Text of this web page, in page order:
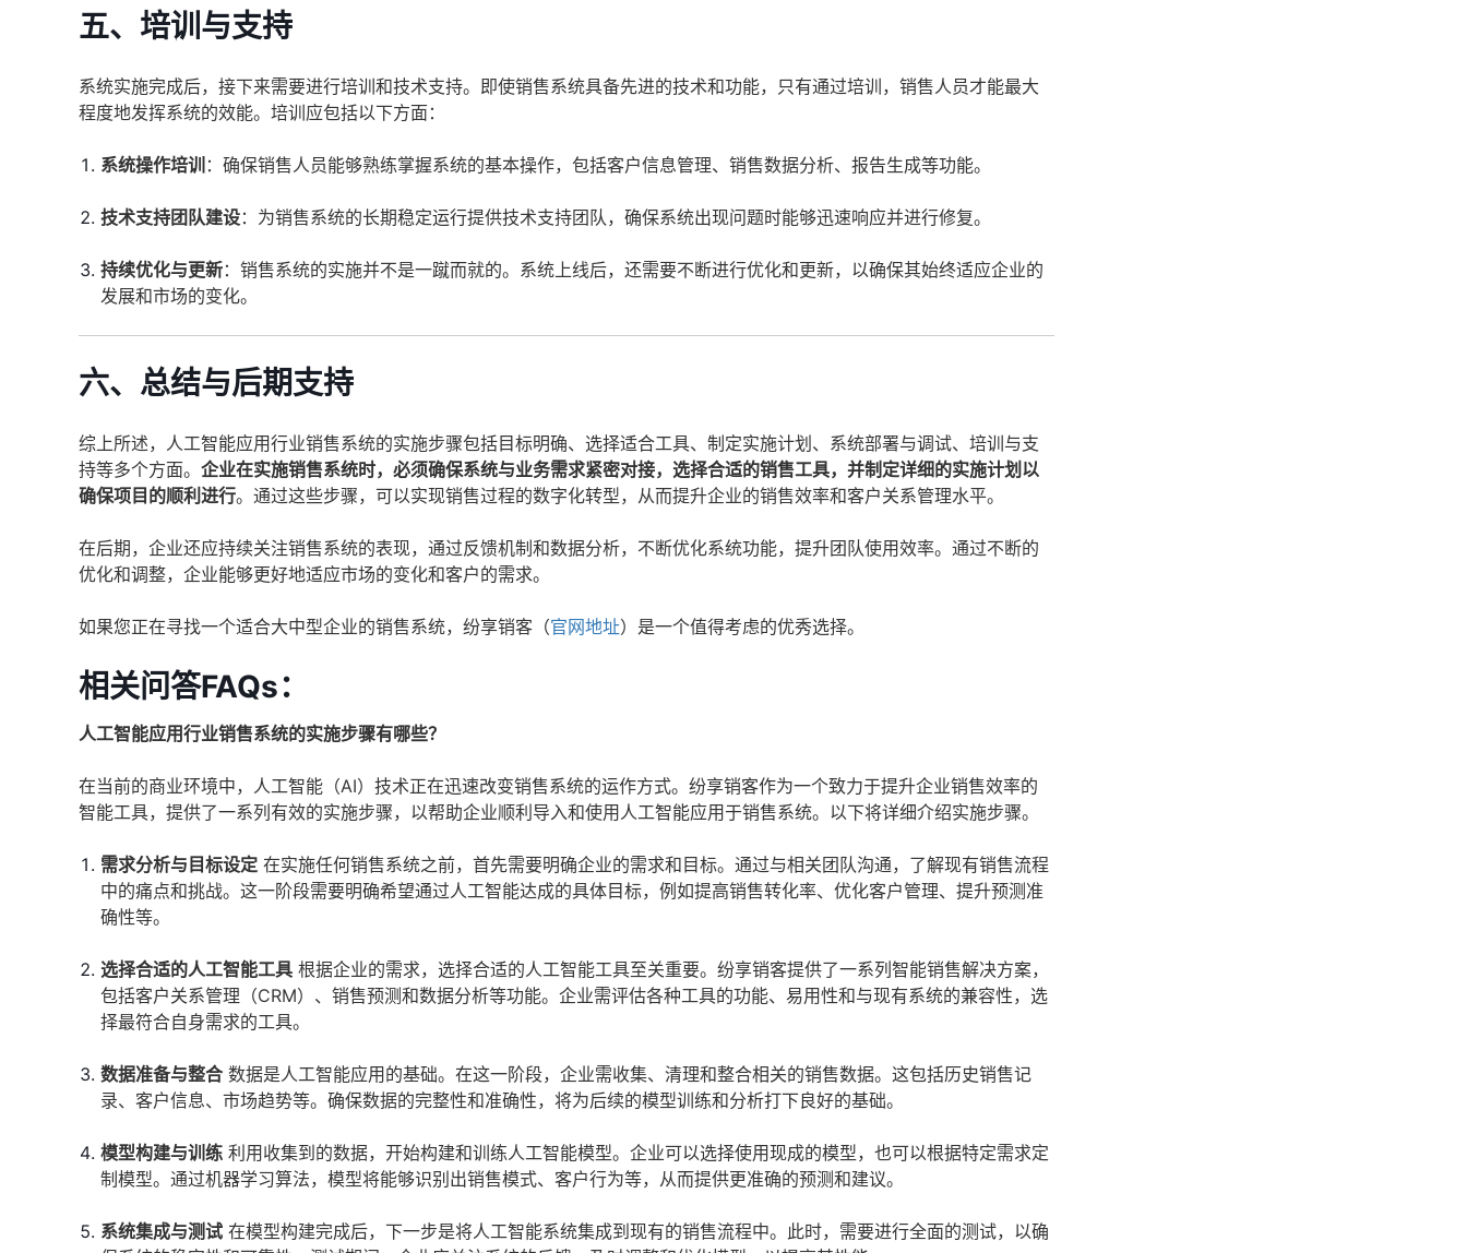
五、培训与支持
系统实施完成后，接下来需要进行培训和技术支持。即使销售系统具备先进的技术和功能，只有通过培训，销售人员才能最大
程度地发挥系统的效能。培训应包括以下方面：
系统操作培训 ：确保销售人员能够熟练掌握系统的基本操作，包括客户信息管理、销售数据分析、报告生成等功能。
技术支持团队建设：为销售系统的长期稳定运行提供技术支持团队，确保系统出现问题时能够迅速响应并进行修复。
持续优化与更新：销售系统的实施并不是一蹴而就的。系统上线后，还需要不断进行优化和更新，以确保其始终适应企业的
发展和市场的变化。
六、总结与后期支持
综上所述，人工智能应用行业销售系统的实施步骤包括目标明确、选择适合工具、制定实施计划、系统部署与调试、培训与支
持等多个方面。 企业在实施销售系统时，必须确保系统与业务需求紧密对接，选择合适的销售工具，并制定详细的实施计划以
确保项目的顺利进行。通过这些步骤，可以实现销售过程的数字化转型，从而提升企业的销售效率和客户关系管理水平。
在后期，企业还应持续关注销售系统的表现，通过反馈机制和数据分析，不断优化系统功能，提升团队使用效率。通过不断的
优化和调整，企业能够更好地适应市场的变化和客户的需求。
如果您正在寻找一个适合大中型企业的销售系统，纷享销客（官网地址）是一个值得考虑的优秀选择。
相关问答FAQs：
人工智能应用行业销售系统的实施步骤有哪些？
在当前的商业环境中，人工智能（AI）技术正在迅速改变销售系统的运作方式。纷享销客作为一个致力于提升企业销售效率的
智能工具，提供了一系列有效的实施步骤，以帮助企业顺利导入和使用人工智能应用于销售系统。以下将详细介绍实施步骤。
需求分析与目标设定 在实施任何销售系统之前，首先需要明确企业的需求和目标。通过与相关团队沟通，了解现有销售流程
中的痛点和挑战。这一阶段需要明确希望通过人工智能达成的具体目标，例如提高销售转化率、优化客户管理、提升预测准
确性等。
选择合适的人工智能工具 根据企业的需求，选择合适的人工智能工具至关重要。纷享销客提供了一系列智能销售解决方案，
包括客户关系管理（CRM）、销售预测和数据分析等功能。企业需评估各种工具的功能、易用性和与现有系统的兼容性，选
择最符合自身需求的工具。
数据准备与整合 数据是人工智能应用的基础。在这一阶段，企业需收集、清理和整合相关的销售数据。这包括历史销售记
录、客户信息、市场趋势等。确保数据的完整性和准确性，将为后续的模型训练和分析打下良好的基础。
模型构建与训练 利用收集到的数据，开始构建和训练人工智能模型。企业可以选择使用现成的模型，也可以根据特定需求定
制模型。通过机器学习算法，模型将能够识别出销售模式、客户行为等，从而提供更准确的预测和建议。
系统集成与测试 在模型构建完成后，下一步是将人工智能系统集成到现有的销售流程中。此时，需要进行全面的测试，以确